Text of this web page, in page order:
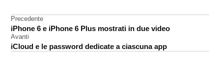
Navigazione
articoli
Precedente
iPhone 6 e iPhone 6 Plus mostrati in due video
Avanti
iCloud e le password dedicate a ciascuna app